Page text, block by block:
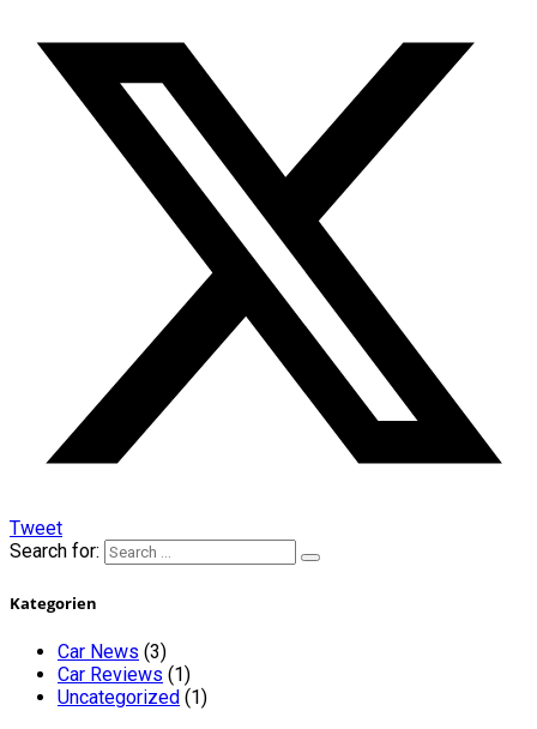
Tweet
Search for:
Kategorien
Car News (3)
Car Reviews (1)
Uncategorized (1)